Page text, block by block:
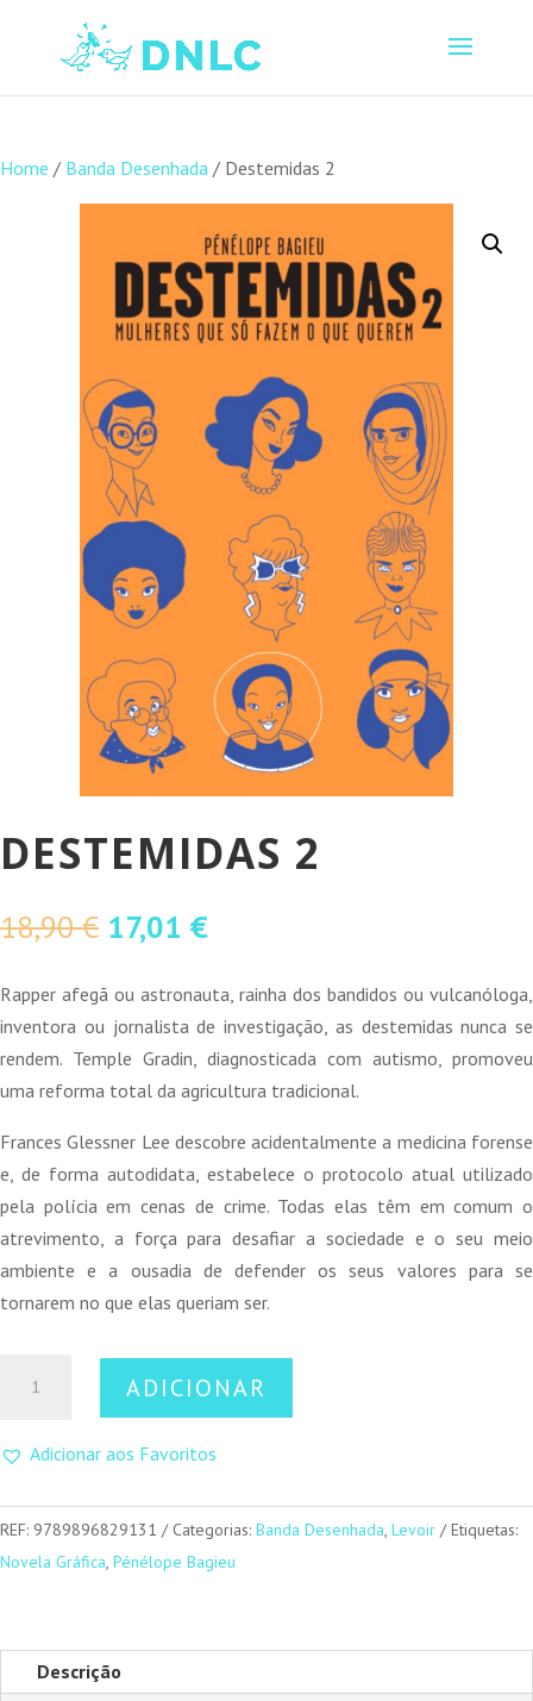
Home / Banda Desenhada / Destemidas 2
DESTEMIDAS 2
18,90€ O
original
era:
18,90 €.
17,01 €O
atual
é:
17,01 €.
Rapper afegã ou astronauta, rainha dos bandidos ou vulcanóloga,
inventora ou jornalista de investigação, as destemidas nunca se
rendem. Temple Gradin, diagnosticada com autismo, promoveu
uma reforma total da agricultura tradicional.
Frances Glessner Lee descobre acidentalmente a medicina forense
e, de forma autodidata, estabelece o protocolo atual utilizado
pela polícia em cenas de crime. Todas elas têm em comum o
atrevimento, a força para desafiar a sociedade e o seu meio
ambiente e a ousadia de defender os seus valores para se
tornarem no que elas queriam ser.
2
ADICIONAR
Adicionar aos Favoritos
REF: 9789896829131 Categorias: Banda Desenhada, Levoir
Etiquetas:
Novela Gráfica, Pénélope Bagieu
Descrição